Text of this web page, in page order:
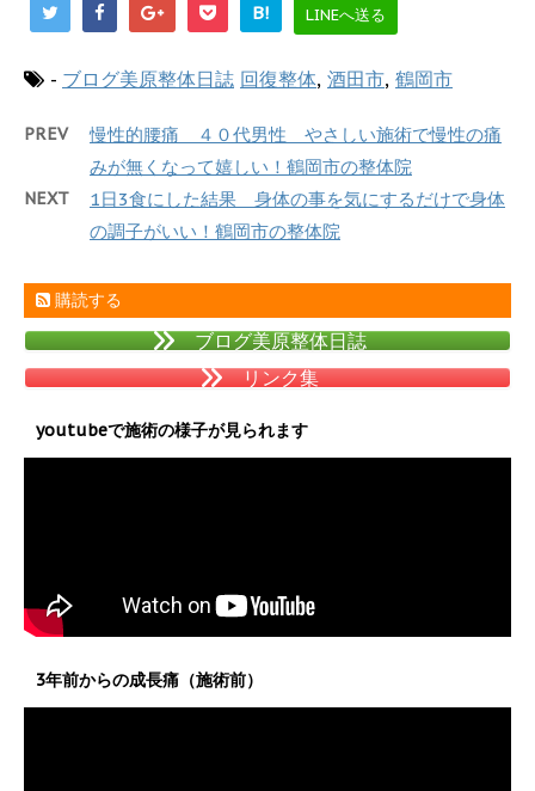
B! LINEへ送る
- ブログ美原整体日誌 回復整体, 酒田市, 鶴岡市
PREV
慢性的腰痛 ４０代男性 やさしい施術で慢性の痛
みが無くなって嬉しい！鶴岡市の整体院
NEXT
1日3食にした結果 身体の事を気にするだけで身体
の調子がいい！鶴岡市の整体院
購読する
ブログ美原整体日誌
リンク集
youtubeで施術の様子が見られます
3年前からの成長痛（施術前）